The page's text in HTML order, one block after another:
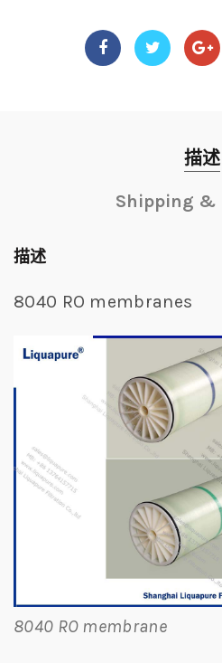
描述
Shipping &
描述
8040 RO membranes
8040 RO membrane